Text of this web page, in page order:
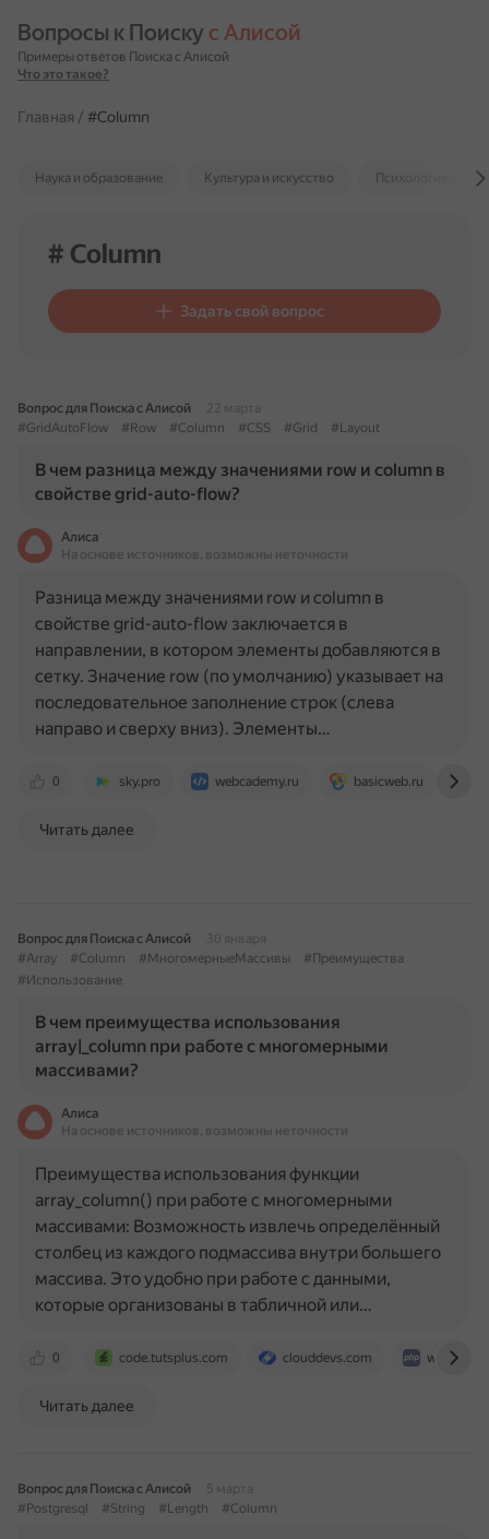
Вопросы к Поиску с Алисой
Примеры ответов Поиска с Алисой
Что это такое?
Главная / #Column
Наука и образование Культура и искусство Психология и
# Column
Задать свой вопрос
Вопрос для Поиска с Алисой
22 марта
#GridAutoFlow
#Row #Column #CSS #Grid #Layout
В чем разница между значениями row и column в
свойстве grid-auto-flow?
Алиса
На основе источников, возможны неточности
0 sky.pro webcademy.ru basicweb.ru
Разница между значениями row и column в
свойстве grid-auto-flow заключается в
направлении, в котором элементы добавляются в
сетку. Значение row (по умолчанию) указывает на
последовательное заполнение строк (слева
направо и сверху вниз). Элементы…
Читать далее
Вопрос для Поиска с Алисой
30 января
#Array
#Column #МногомерныеМассивы
#Преимущества
#Использование
В чем преимущества использования
array|_column при работе с многомерными
массивами?
Алиса
На основе источников, возможны неточности
0 code.tutsplus.com clouddevs.com
Преимущества использования функции
array_column() при работе с многомерными
массивами: Возможность извлечь определённый
столбец из каждого подмассива внутри большего
массива. Это удобно при работе с данными,
которые организованы в табличной или…
Читать далее
Вопрос для Поиска с Алисой
5 марта
#Postgresql
#String #Length #Column